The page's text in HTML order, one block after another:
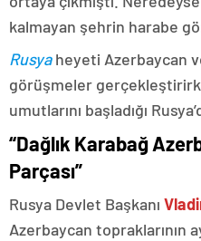
kalmayan şehrin harabe
Rusyaheyeti Azerbaycan
görüşmeler
umutlarını başladığı
“Dağlık Karabağ
Parçası”
Rusya Devlet Başkanı
Azerbaycan topraklarının